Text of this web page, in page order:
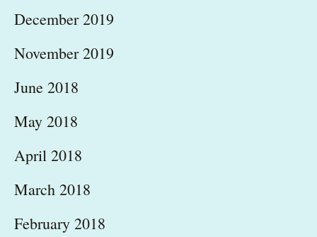
December 2019
November 2019
June 2018
May 2018
April 2018
March 2018
February 2018